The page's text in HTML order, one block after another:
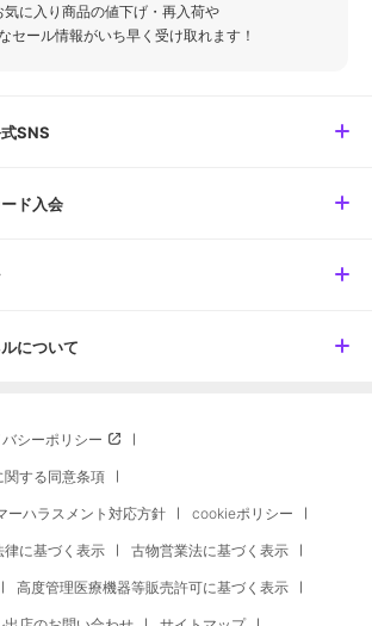
気に入り商品の値下げ・再入荷や
セール情報がいち早く受け取れます！
SNS
ド入会
について
シーポリシー
する同意条項
ーハラスメント対応方針 cookieポリシー
に基づく表示 古物営業法に基づく表示
高度管理医療機器等販売許可に基づく表示